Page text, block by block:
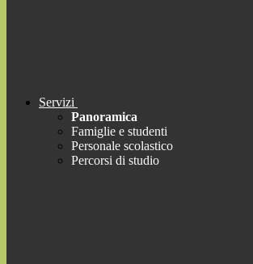
Servizi
Panoramica
Famiglie e studenti
Personale scolastico
Percorsi di studio